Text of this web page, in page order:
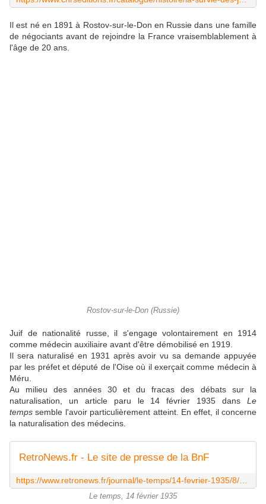
Il est né en 1891 à Rostov-sur-le-Don en Russie dans une famille
de négociants avant de rejoindre la France vraisemblablement à
l'âge de 20 ans.
Rostov-sur-le-Don (Russie)
Juif de nationalité russe, il s'engage volontairement en 1914
comme médecin auxiliaire avant d'être démobilisé en 1919.
Il sera naturalisé en 1931 après avoir vu sa demande appuyée
par les préfet et député de l'Oise où il exerçait comme médecin à
Méru.
Au milieu des années 30 et du fracas des débats sur la
naturalisation, un article paru le 14 février 1935 dans Le
temps semble l'avoir particulièrement atteint. En effet, il concerne
la naturalisation des médecins.
RetroNews.fr - Le site de presse de la BnF
Le temps, 14 février 1935